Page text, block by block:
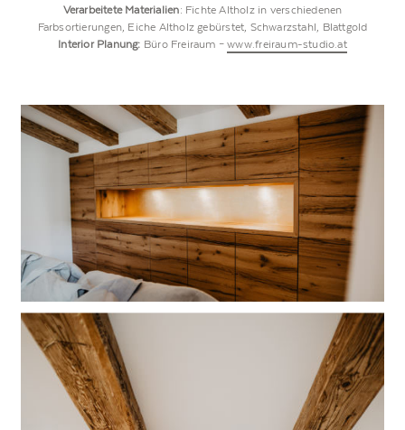
Verarbeitete Materialien: Fichte Altholz in verschiedenen
Farbsortierungen, Eiche Altholz gebürstet, Schwarzstahl, Blattgold
Interior Planung: Büro Freiraum –www.freiraum-studio.at